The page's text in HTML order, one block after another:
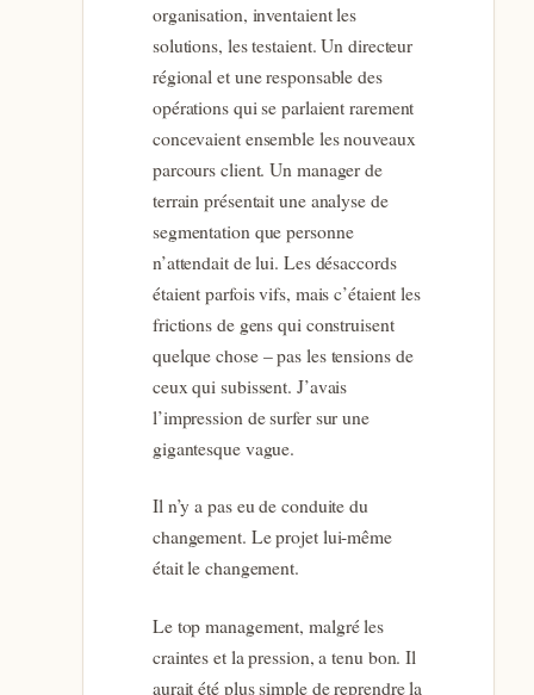
organisation, inventaient les
solutions, les testaient. Un directeur
régional et une responsable des
opérations qui se parlaient rarement
concevaient ensemble les nouveaux
parcours client. Un manager de
terrain présentait une analyse de
segmentation que personne
n’attendait de lui. Les désaccords
étaient parfois vifs, mais c’étaient les
frictions de gens qui construisent
quelque chose – pas les tensions de
ceux qui subissent. J’avais
l’impression de surfer sur une
gigantesque vague.
Il n’y a pas eu de conduite du
changement. Le projet lui-même
était le changement.
Le top management, malgré les
craintes et la pression, a tenu bon. Il
aurait été plus simple de reprendre la